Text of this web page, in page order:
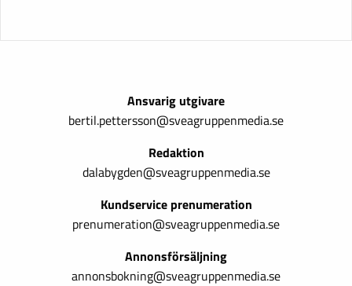
Ansvarig utgivare
bertil.pettersson@sveagruppenmedia.se
Redaktion
dalabygden@sveagruppenmedia.se
Kundservice prenumeration
prenumeration@sveagruppenmedia.se
Annonsförsäljning
annonsbokning@sveagruppenmedia.se